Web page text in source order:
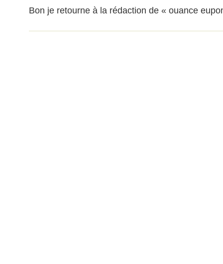
Bon je retourne à la rédaction de « ouance